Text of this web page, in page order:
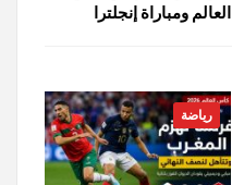
العالم ومباراة إنجلترا
رياضة